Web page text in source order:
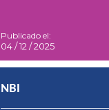
Publicado el:
04 / 12 / 2025